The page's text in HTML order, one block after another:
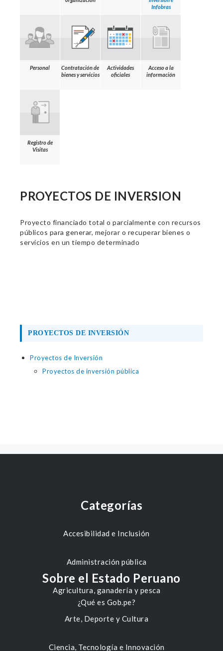
Infobras
Personal
Contratación de
bienes y servicios
Actividades
oficiales
Acceso a la
información
Registro de
Visitas
PROYECTOS DE INVERSION
Proyecto financiado total o parcialmente con recursos
públicos para generar, mejorar o recuperar bienes o
servicios en un tiempo determinado
PROYECTOS DE INVERSIÓN
Proyectos de Inversión
Proyectos de inversión pública
Categorías
Accesibilidad e Inclusión
Administración pública
Agricultura, ganadería y pesca
Arte, Deporte y Cultura
Ciencia, Tecnología e Innovación
Sobre el Estado Peruano
¿Qué es Gob.pe?